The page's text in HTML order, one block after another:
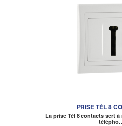
PRISE TÉL 8
La prise Tél 8 contacts sert